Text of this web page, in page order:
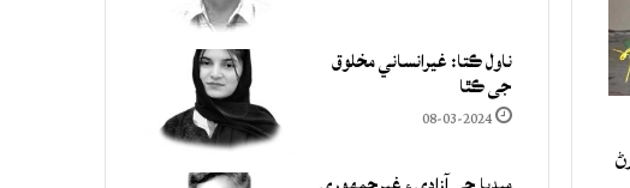
ناول ڪتا: غيرانساني مخلوق
جي ڪٿا
08-03-2024